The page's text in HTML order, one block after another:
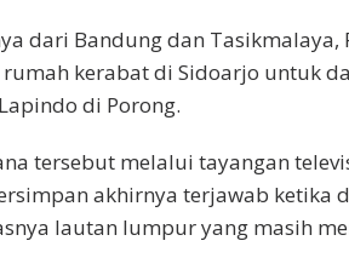
dari Bandung dan Tasikmalaya,
kerabat di Sidoarjo untuk
di Porong.
tersebut melalui tayangan
akhirnya terjawab ketika
lautan lumpur yang masih